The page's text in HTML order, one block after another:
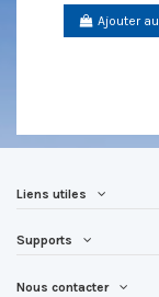
Ajouter
Liens utiles
Supports
Nous contacter